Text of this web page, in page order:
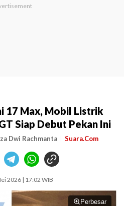
17 Max, Mobil Listrik
Siap Debut Pekan Ini
Dwi Rachmanta Suara.Com
2026 | 17:02 WIB
Perbesar